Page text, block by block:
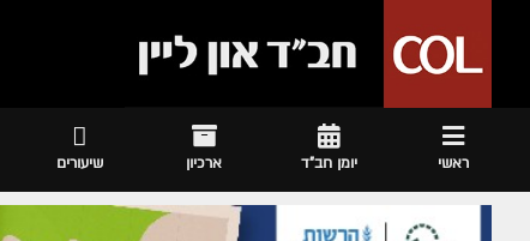
ראשי יומן חב"ד ארכיון שיעורים